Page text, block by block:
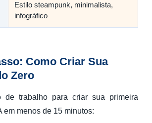
Estilo steampunk, minimalista,
infográfico
Como Criar Sua
Zero
de trabalho para criar sua primeira
em menos de 15 minutos: